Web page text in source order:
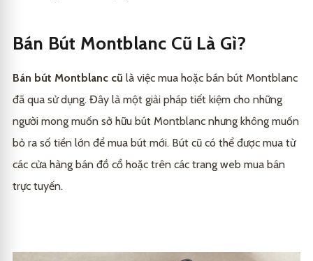
5 So Sánh Giữa Bán Bút Montblanc Cũ và Mới
7.1
Bút Montblanc cũ có chất lượng tốt như bút mới
7.2 Tại sao nên sử dụng bán bút Montblanc cũ?
7.3
8 Kết Luận
Bán Bút Montblanc Cũ Là Gì?
Bán bút Montblanc cũ là việc mua hoặc bán bút Montblanc
đã qua sử dụng. Đây là một giải pháp tiết kiệm cho những
người mong muốn sở hữu bút Montblanc nhưng không muốn
bỏ ra số tiền lớn để mua bút mới. Bút cũ có thể được mua từ
các cửa hàng bán đồ cổ hoặc trên các trang web mua bán
trực tuyến.